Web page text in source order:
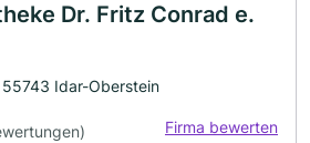
Dr. Fritz Conrad e.
Idar-Oberstein
Firma bewerten